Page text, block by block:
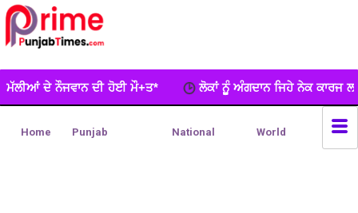
ਲੋਕਾਂ ਨੂੂੰ ਅੰਗਦਾਨ ਜਿਹੇ ਨੇਕ ਕਾਰਜ ਲਈ ਵਧ-ਚੜ੍ਹਕੇ ਅੱਗੇ ਆਉਣਾ
Home Punjab National World